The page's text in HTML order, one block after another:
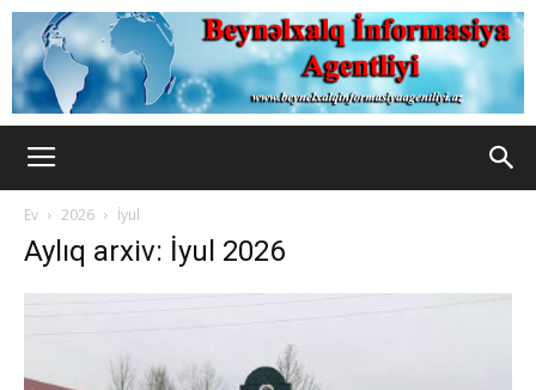
Ev 2026 İyul
Aylıq arxiv: İyul 2026